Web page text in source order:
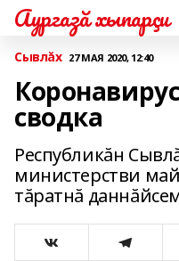
Аургазă хыпарçи
Сывлăх 27 МАЯ 2020, 12:40
сводка
Республикăн
министерстви
тăратнă